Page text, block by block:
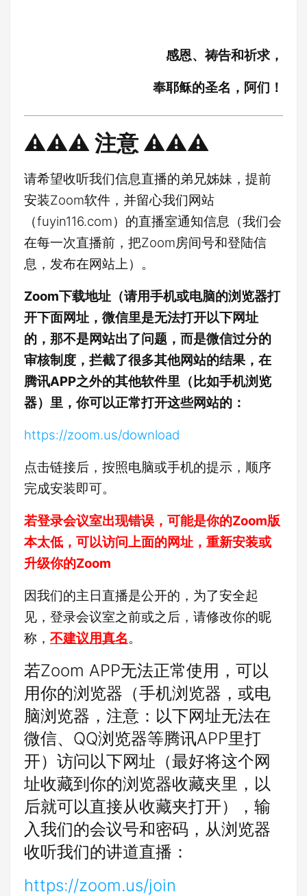
感恩、祷告和祈求，
奉耶稣的圣名，阿们！
⚠️⚠️⚠️ 注意 ⚠️⚠️⚠️
请希望收听我们信息直播的弟兄姊妹，提前
安装Zoom软件，并留心我们网站
（fuyin116.com）的直播室通知信息（我们会
在每一次直播前，把Zoom房间号和登陆信
息，发布在网站上）。
Zoom下载地址（请用手机或电脑的浏览器打
开下面网址，微信里是无法打开以下网址
的，那不是网站出了问题，而是微信过分的
审核制度，拦截了很多其他网站的结果，在
腾讯APP之外的其他软件里（比如手机浏览
器）里，你可以正常打开这些网站的：
https://zoom.us/download
点击链接后，按照电脑或手机的提示，顺序
完成安装即可。
若登录会议室出现错误，可能是你的Zoom版
本太低，可以访问上面的网址，重新安装或
升级你的Zoom
因我们的主日直播是公开的，为了安全起
见，登录会议室之前或之后，请修改你的昵
称， 不建议用真名。
若Zoom APP无法正常使用，可以
用你的浏览器（手机浏览器，或电
脑浏览器，注意：以下网址无法在
微信、QQ浏览器等腾讯APP里打
开）访问以下网址（最好将这个网
址收藏到你的浏览器收藏夹里，以
后就可以直接从收藏夹打开），输
入我们的会议号和密码，从浏览器
收听我们的讲道直播：
https://zoom.us/join